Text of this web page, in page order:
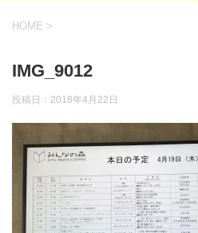
HOME >
IMG_9012
投稿日： 2018年4月22日